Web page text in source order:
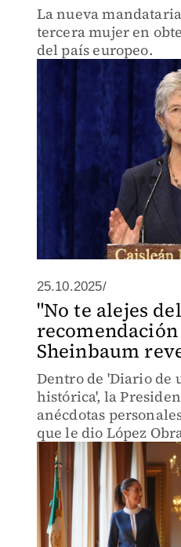
La nueva
tercera mujer en
del país europeo.
25.10.2025/
"No te alejes
Sheinbaum
Dentro de 'Diario de
histórica', la
anécdotas
que le dio López
antecesor.